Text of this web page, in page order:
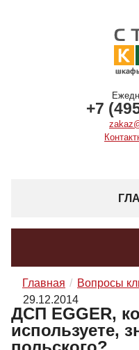
+7
Главная
Вопросы
29.12.2014
ДСП EGGER,
используете,